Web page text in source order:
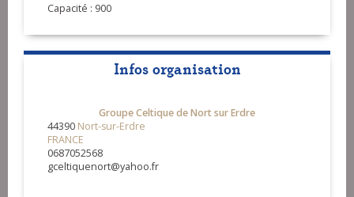
Capacité : 900
Infos organisation
Groupe Celtique de Nort sur Erdre
44390 Nort-sur-Erdre
FRANCE
0687052568
gceltiquenort@yahoo.fr